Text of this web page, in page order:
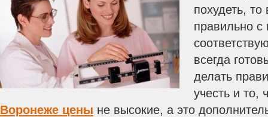
похудеть,
правильно с
всегда
делать
учесть и то,
Воронеже цены не высокие, а это